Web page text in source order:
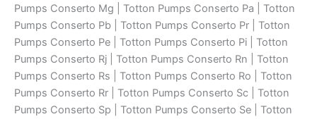
Pumps Conserto Mg | Totton Pumps Conserto Pa | Totton
Pumps Conserto Pb | Totton Pumps Conserto Pr | Totton
Pumps Conserto Pe | Totton Pumps Conserto Pi | Totton
Pumps Conserto Rj | Totton Pumps Conserto Rn | Totton
Pumps Conserto Rs | Totton Pumps Conserto Ro | Totton
Pumps Conserto Rr | Totton Pumps Conserto Sc | Totton
Pumps Conserto Sp | Totton Pumps Conserto Se | Totton